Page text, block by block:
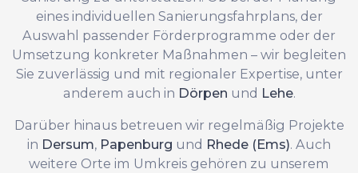
eines individuellen Sanierungsfahrplans, der
Auswahl passender Förderprogramme oder der
Umsetzung konkreter Maßnahmen – wir begleiten
Sie zuverlässig und mit regionaler Expertise, unter
anderem auch in Dörpen und Lehe.
Darüber hinaus betreuen wir regelmäßig Projekte
in Dersum, Papenburg und Rhede (Ems). Auch
weitere Orte im Umkreis gehören zu unserem